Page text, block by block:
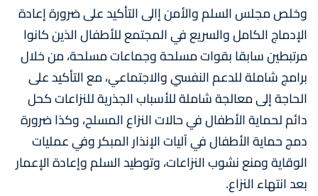
وخلص مجلس السلم والأمن إالى التأكيد على ضرورة إعادة
الإدماج الكامل والسريع في المجتمع للأطفال الذين كانوا
مرتبطين سابقا بقوات مسلحة وجماعات مسلحة، من خلال
برامج شاملة للدعم النفسي والاجتماعي، مع التأكيد على
الحاجة إلى معالجة شاملة للأسباب الجذرية للنزاعات كحل
دائم لحماية الأطفال في حالات النزاع المسلح، وكذا ضرورة
دمج حماية الأطفال في آليات الإنذار المبكر وفي عمليات
الوقاية ومنع نشوب النزاعات، وتوطيد السلم وإعادة الإعمار
بعد انتهاء النزاع.